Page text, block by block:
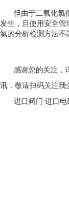
但由于二氧化氯
发生，且使用安全
氯的分析检测方法不
感谢您的关注，
讯，敬请扫码关注我
进口阀门 进口电